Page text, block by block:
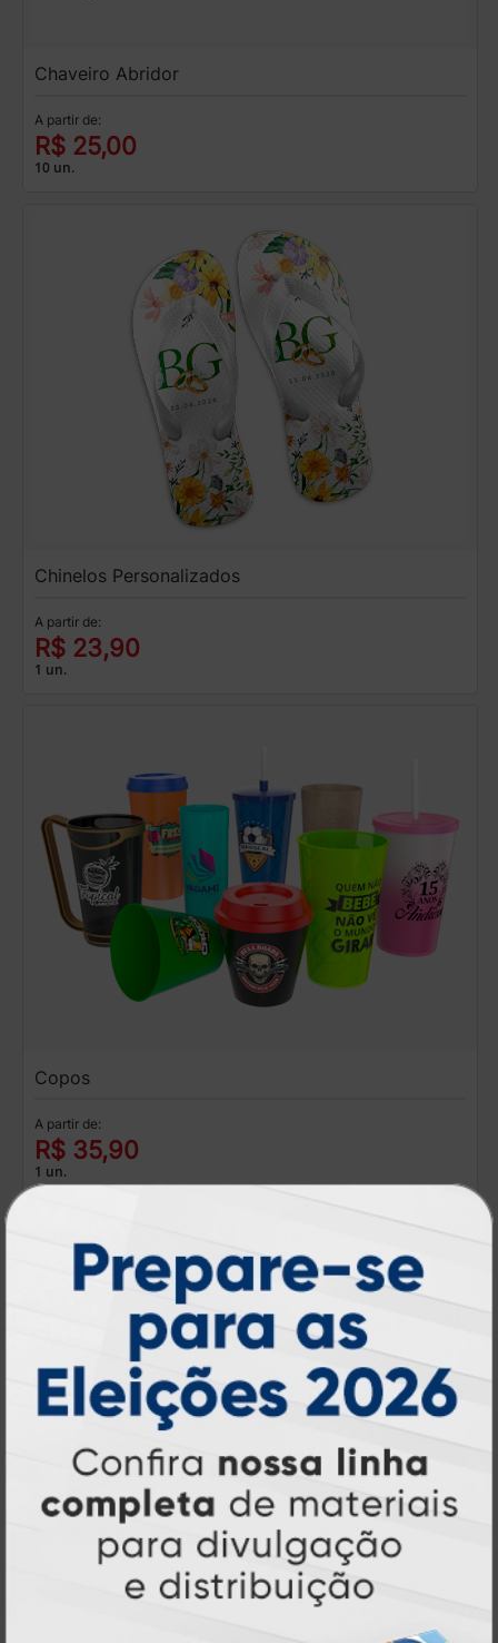
Chaveiro Abridor
A partir de:
R$ 25,00
10 un.
Chinelos Personalizados
A partir de:
R$ 23,90
1 un.
Copos
A partir de:
R$ 35,90
1 un.
Ecobag Personalizada